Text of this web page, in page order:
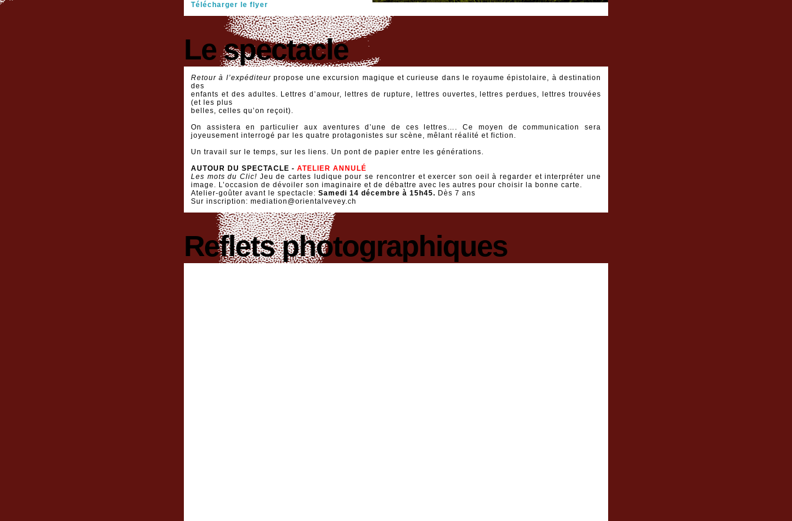
Télécharger le flyer
Le spectacle
Retour à l’expéditeurpropose une excursion magique et curieuse dans le royaume épistolaire, à destination
des
enfants et des adultes. Lettres d’amour, lettres de rupture, lettres ouvertes, lettres perdues, lettres trouvées
(et les plus
belles, celles qu’on reçoit).
On assistera en particulier aux aventures d’une de ces lettres…. Ce moyen de communication sera
joyeusement interrogé par les quatre protagonistes sur scène, mêlant réalité et fiction.
Un travail sur le temps, sur les liens. Un pont de papier entre les générations.
AUTOUR DU SPECTACLE - ATELIER ANNUL É
Les mots du Clic! Jeu de cartes ludique pour se rencontrer et exercer son oeil à regarder et interpréter une
image. L’occasion de dévoiler son imaginaire et de débattre avec les autres pour choisir la bonne carte.
Atelier-goûter avant le spectacle: Samedi 14 décembre à 15h45. Dès 7 ans
Sur inscription: mediation@orientalvevey.ch
Reflets photographiques